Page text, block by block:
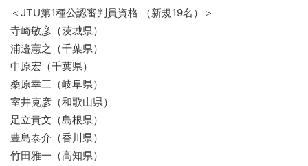
＜JTU第1種公認審判員資格 （新規19名）＞
寺崎敏彦（茨城県）
浦邉憲之（千葉県）
中原宏（千葉県）
桑原幸三（岐阜県）
室井克彦（和歌山県）
足立貴文（島根県）
豊島泰介（香川県）
竹田雅一（高知県）